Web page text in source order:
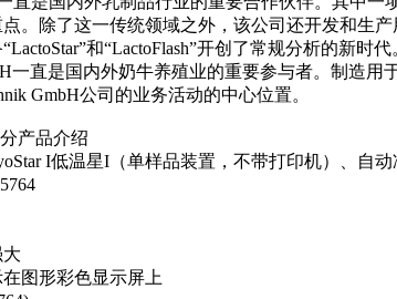
。除了这一传统领域之外，该公司还开发和生
和“LactoFlash”开创了常规分析的新
一直是国内外奶牛养殖业的重要参与者。制造
GmbH公司的业务活动的中心位置。
产品介绍
I低温星I（单样品装置，不带打印机）、自动
图形彩色显示屏上